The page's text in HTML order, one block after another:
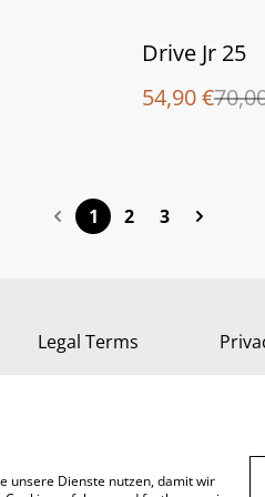
%
Drive Jr 25
54,90 €
1 2 3
Legal Terms
unsere Dienste nutzen, damit wir